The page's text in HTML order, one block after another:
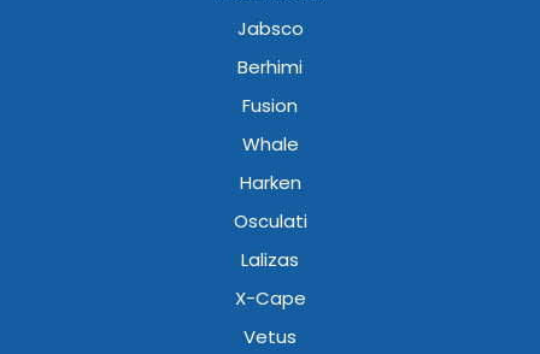
Jabsco
Berhimi
Fusion
Whale
Harken
Osculati
Lalizas
X-Cape
Vetus